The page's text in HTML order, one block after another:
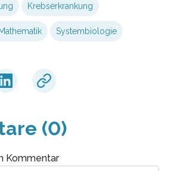
Krebserkrankung
Mathematik Systembiologie
(0)
Kommentar